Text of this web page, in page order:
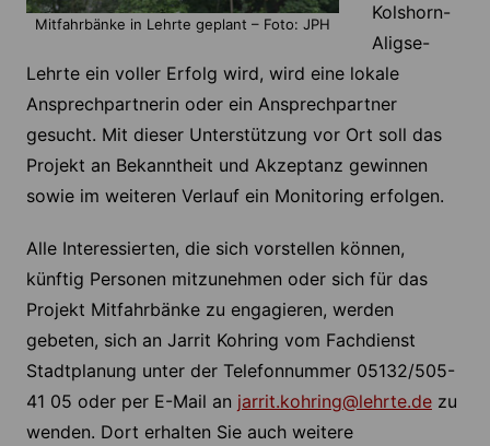
Mitfahrbänke in Lehrte geplant – Foto: JPH
Kolshorn-
Aligse-
Lehrte ein voller Erfolg wird, wird eine lokale
Ansprechpartnerin oder ein Ansprechpartner
gesucht. Mit dieser Unterstützung vor Ort soll das
Projekt an Bekanntheit und Akzeptanz gewinnen
sowie im weiteren Verlauf ein Monitoring erfolgen.
Alle Interessierten, die sich vorstellen können,
künftig Personen mitzunehmen oder sich für das
Projekt Mitfahrbänke zu engagieren, werden
gebeten, sich an Jarrit Kohring vom Fachdienst
Stadtplanung unter der Telefonnummer 05132/505-
41 05 oder per E-Mail an jarrit.kohring@lehrte.dezu
wenden. Dort erhalten Sie auch weitere